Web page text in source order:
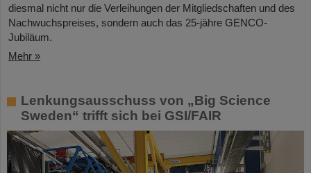
diesmal nicht nur die Verleihungen der Mitgliedschaften und des
Nachwuchspreises, sondern auch das 25-jähre GENCO-
Jubiläum.
Mehr »
Lenkungsausschuss von „Big Science
Sweden“ trifft sich bei GSI/FAIR